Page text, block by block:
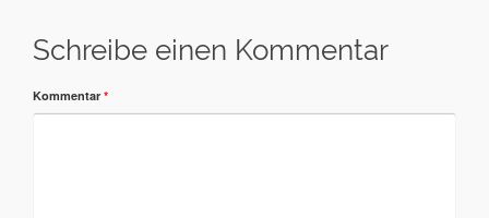
Schreibe einen Kommentar
Kommentar *